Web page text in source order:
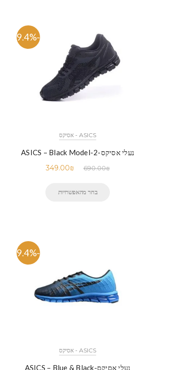
-49.4%
ASICS - אסיקס
נעלי אסיקס-ASICS – Black Model-2
690.00₪
349.00₪
בחר מהאפשרויות
-49.4%
ASICS - אסיקס
נעלי אסיקס-ASICS – Blue & Black